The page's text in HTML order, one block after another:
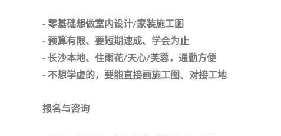
- 零基础想做室内设计/家装施工图
- 预算有限、要短期速成、学会为止
- 长沙本地、住雨花/天心/芙蓉，通勤方便
- 不想学虚的，要能直接画施工图、对接工地
报名与咨询